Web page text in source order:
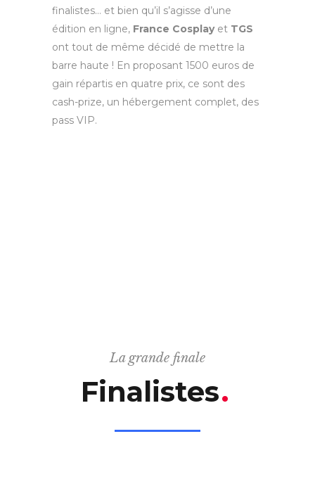
finalistes… et bien qu’il s’agisse d’une
édition en ligne, France Cosplayet TGS
ont tout de même décidé de mettre la
barre haute ! En proposant 1500 euros de
gain répartis en quatre prix, ce sont des
cash-prize, un hébergement complet, des
pass VIP.
La grande finale
Finalistes
.